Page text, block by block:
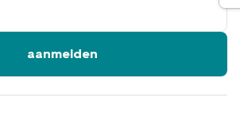
aanmelden